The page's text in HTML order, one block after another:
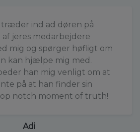
træder ind ad døren på
jeres medarbejdere
mig og spørger høfligt om
kan hjælpe mig med.
han mig venligt om at
på at han finder sin
notch moment of truth!
Adi